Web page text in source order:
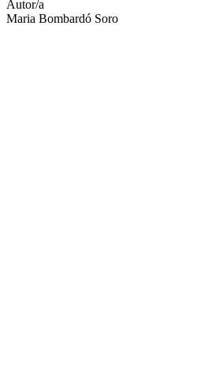
Autor/a
Maria Bombardó Soro